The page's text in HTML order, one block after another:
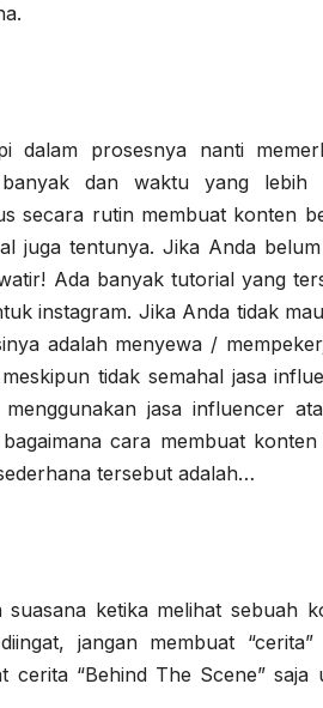
dalam prosesnya nanti
dan waktu yang lebih
secara rutin membuat konten
juga tentunya. Jika Anda
Ada banyak tutorial yang
instagram. Jika Anda tidak
adalah menyewa /
tidak semahal jasa
jasa influencer
cara membuat
tersebut adalah…
ketika melihat sebuah
jangan membuat “cerita”
cerita “Behind The Scene” saja